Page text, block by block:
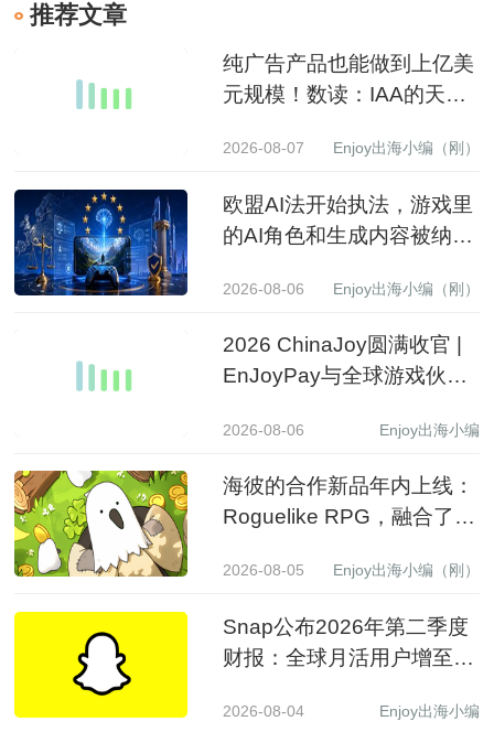
推荐文章
纯广告产品也能做到上亿美
元规模！数读：IAA的天花
2026-08-07 Enjoy出海小编（刚）
欧盟AI法开始执法，游戏里
的AI角色和生成内容被纳入
2026-08-06 Enjoy出海小编（刚）
2026 ChinaJoy圆满收官 |
EnJoyPay与全球游戏伙伴
2026-08-06 Enjoy出海小编
海彼的合作新品年内上线：
Roguelike RPG，融合了
2026-08-05 Enjoy出海小编（刚）
Snap公布2026年第二季度
财报：全球月活用户增至
至15.99亿美元
2026-08-04 Enjoy出海小编